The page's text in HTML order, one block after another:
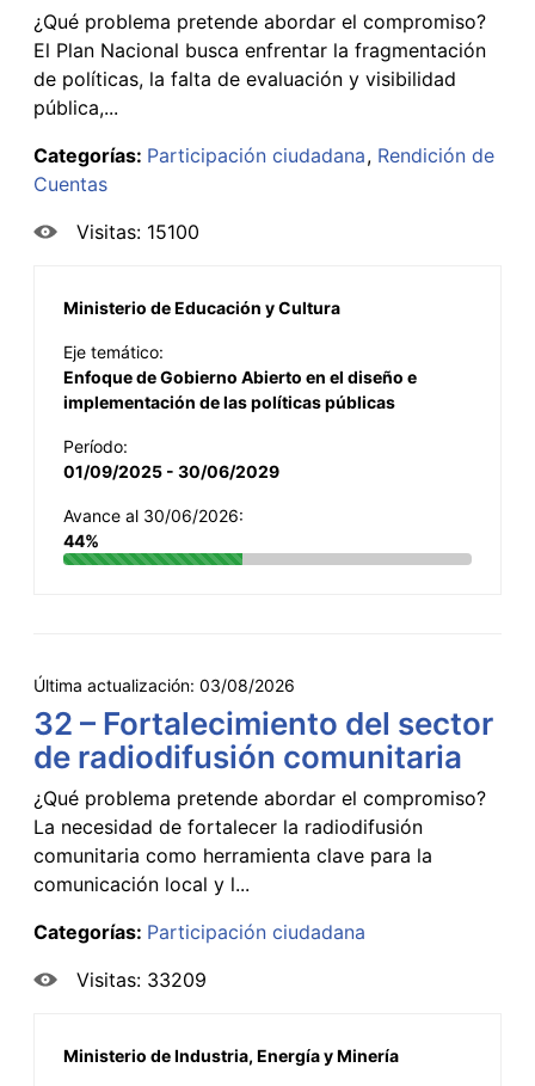
¿Qué problema pretende abordar el compromiso?
El Plan Nacional busca enfrentar la fragmentación
de políticas, la falta de evaluación y visibilidad
pública,...
Categorías: Participación ciudadana Rendición de
Cuentas
Visitas: 15100
Ministerio de Educación y Cultura
Eje temático:
Enfoque de Gobierno Abierto en el diseño e
implementación de las políticas públicas
Período:
01/09/2025 - 30/06/2029
Avance al 30/06/2026:
44%
Última actualización: 03/08/2026
32 – Fortalecimiento del sector
de radiodifusión comunitaria
¿Qué problema pretende abordar el compromiso?
La necesidad de fortalecer la radiodifusión
comunitaria como herramienta clave para la
comunicación local y l...
Categorías: Participación ciudadana
Visitas: 33209
Ministerio de Industria, Energía y Minería